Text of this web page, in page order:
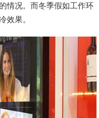
情况。而冬季假如工作环
效果。